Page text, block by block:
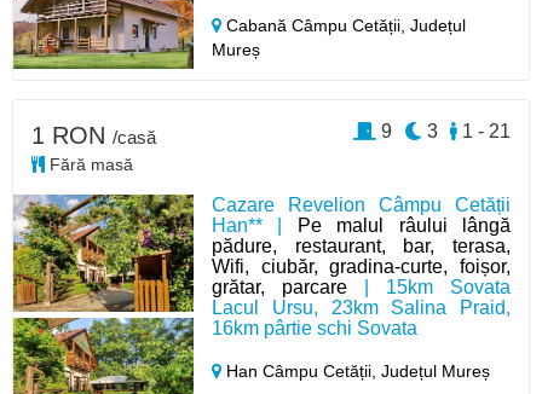
Cabană Câmpu Cetății,Județul
Mureș
Cazare Revelion Câmpu Cetății
Han** |
Pe malul râului lângă
pădure, restaurant, bar, terasa,
Wifi, ciubăr, gradina-curte, foișor,
grătar, parcare | 15km Sovata
Lacul Ursu, 23km Salina Praid,
16km pârtie schi Sovata
Han Câmpu Cetății,Județul Mureș
1 RON /casă
Fără masă
1 - 21
3
9